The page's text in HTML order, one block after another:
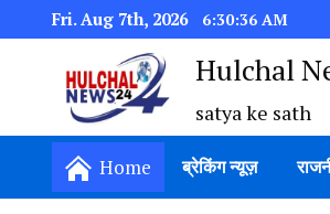
Fri. Aug 7th, 2026 6:30:37 AM
Hulchal
satya ke sath
Home ब्रेकिंग न्यूज़